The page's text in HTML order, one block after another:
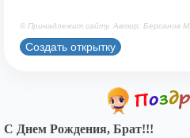
© Принадлежит сайту. Автор: Берсанов М.
Создать открытку
С Днем Рождения, Брат!!!